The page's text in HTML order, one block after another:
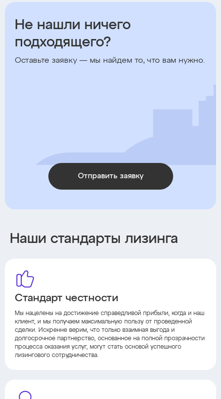
Не нашли ничего
подходящего?
Оставьте заявку — мы найдем то, что вам нужно.
Отправить заявку
Наши стандарты лизинга
Стандарт честности
Мы нацелены на достижение справедливой прибыли, когда и наш
клиент, и мы получаем максимальную пользу от проведенной
сделки. Искренне верим, что только взаимная выгода и
долгосрочное партнерство, основанное на полной прозрачности
процесса оказания услуг, могут стать основой успешного
лизингового сотрудничества.